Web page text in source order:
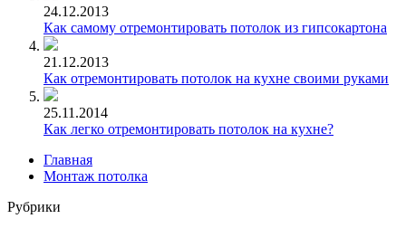
24.12.2013
Как самому отремонтировать потолок из гипсокартона
21.12.2013
Как отремонтировать потолок на кухне своими руками
25.11.2014
Как легко отремонтировать потолок на кухне?
Главная
Монтаж потолка
Рубрики